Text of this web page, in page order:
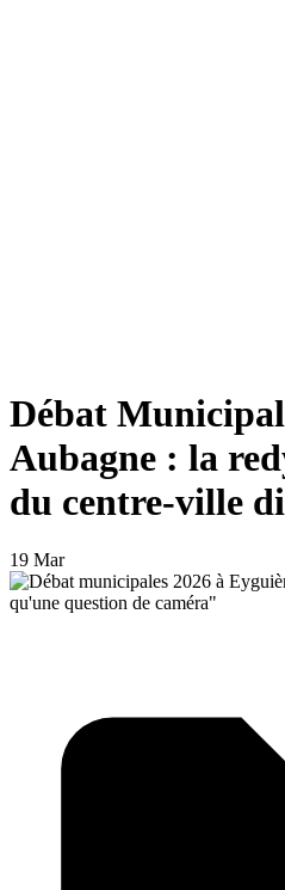
Débat
Aubagne : la
du centre-ville
19 Mar